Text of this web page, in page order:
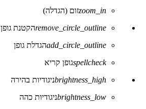
zoom_inזום (הגדלה)
remove_circle_outlineהקטנת גופן
add_circle_outlineהגדלת גופן
spellcheckגופן קריא
brightness_highניגודיות בהירה
brightness_lowניגודיות כהה